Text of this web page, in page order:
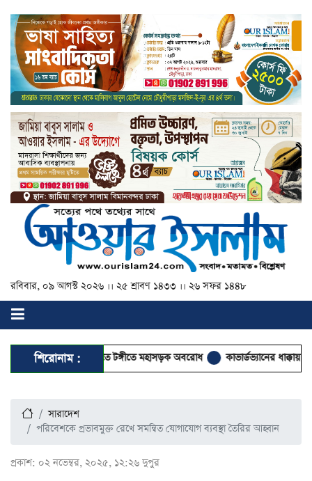
রবিবার, ০৯ আগস্ট ২০২৬ ।। ২৫ শ্রাবণ ১৪৩৩ ।। ২৬ সফর ১৪৪৮
শিরোনাম :
নির্মাণের দাবিতে টঙ্গীতে মহাসড়ক অবরোধ কাভার্ডভ্যানের ধাক্কায় প্রাণ গেল
সারাদেশ
পরিবেশকে প্রভাবমুক্ত রেখে সমন্বিত যোগাযোগ ব‍্যবস্থা তৈরির আহ্বান
প্রকাশ: ০২ নভেম্বর, ২০২৫, ১২:২৬ দুপুর